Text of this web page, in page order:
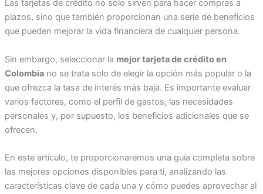
Las tarjetas de crédito no solo sirven para hacer compras a
plazos, sino que también proporcionan una serie de beneficios
que pueden mejorar la vida financiera de cualquier persona.
Sin embargo, seleccionar la mejor tarjeta de crédito en
Colombiano se trata solo de elegir la opción más popular o la
que ofrezca la tasa de interés más baja. Es importante evaluar
varios factores, como el perfil de gastos, las necesidades
personales y, por supuesto, los beneficios adicionales que se
ofrecen.
En este artículo, te proporcionaremos una guía completa sobre
las mejores opciones disponibles para ti, analizando las
características clave de cada una y cómo puedes aprovechar al